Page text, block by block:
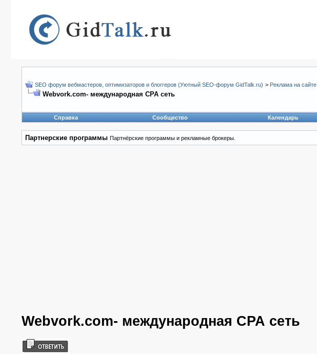
SEO форум вебмастеров, оптимизаторов и блоггеров (Уютный SEO-форум GidTalk.ru) > Реклама на сайте
Webvork.com- международная СРА сеть
Справка
Сообщество Календарь
Партнерские программы Партнёрские программы и рекламные брокеры.
Webvork.com- международная СРА сеть